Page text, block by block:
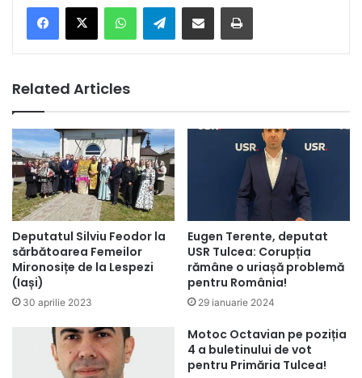
Telegram
Related Articles
Deputatul Silviu Feodor la
sărbătoarea Femeilor
Mironosițe de la Lespezi
(Iași)
30 aprilie 2023
Eugen Terente, deputat
USR Tulcea: Corupția
rămâne o uriașă problemă
pentru România!
29 ianuarie 2024
Motoc Octavian pe poziția
4 a buletinului de vot
pentru Primăria Tulcea!